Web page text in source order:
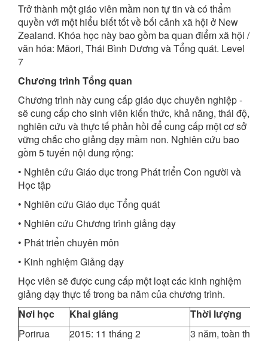
Trở thành một giáo viên mầm non tự tin và có thẩm
quyền với một hiểu biết tốt về bối cảnh xã hội ở New
Zealand. Khóa học này bao gồm ba quan điểm xã hội /
văn hóa: Māori, Thái Bình Dương và Tổng quát. Level
7
Chương trình Tổng quan
Chương trình này cung cấp giáo dục chuyên nghiệp -
sẽ cung cấp cho sinh viên kiến thức, khả năng, thái độ,
nghiên cứu và thực tế phản hồi để cung cấp một cơ sở
vững chắc cho giảng dạy mầm non. Nghiên cứu bao
gồm 5 tuyến nội dung rộng:
• Nghiên cứu Giáo dục trong Phát triển Con người và
Học tập
• Nghiên cứu Giáo dục Tổng quát
• Nghiên cứu Chương trình giảng dạy
• Phát triển chuyên môn
• Kinh nghiệm Giảng dạy
Học viên sẽ được cung cấp một loạt các kinh nghiệm
giảng dạy thực tế trong ba năm của chương trình.
Nơi học
Khai giảng
Thời lượng
Porirua
2015: 11 tháng 2
3 năm, toàn thời